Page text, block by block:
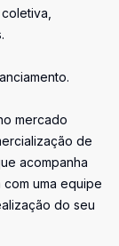
mercado
de
acompanha
uma equipe
do seu